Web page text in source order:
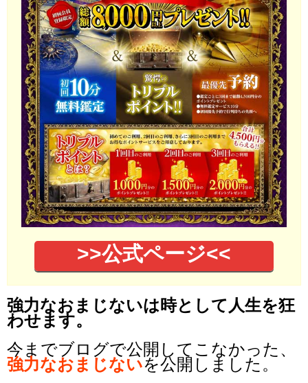
>>公式ページ<<
強力なおまじないは時として人生を狂
わせます。
今までブログで公開してこなかった、
強力なおまじないを公開しました。